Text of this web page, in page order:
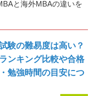
と海外MBAの違いを
験の難易度は高い？
ンキング比較や合格
勉強時間の目安につ